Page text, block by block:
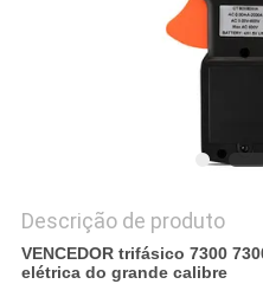
Descrição de produto
VENCEDOR trifásico 7300
elétrica do grande calibre